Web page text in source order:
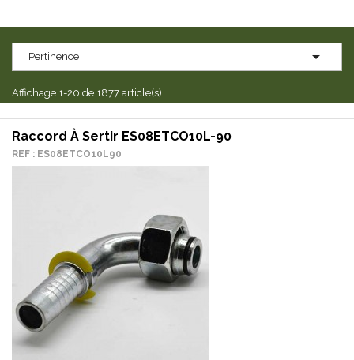
Pertinence 
Affichage 1-20 de 1877 article(s)
Raccord À Sertir ES08ETCO10L-90
REF : ES08ETCO10L90